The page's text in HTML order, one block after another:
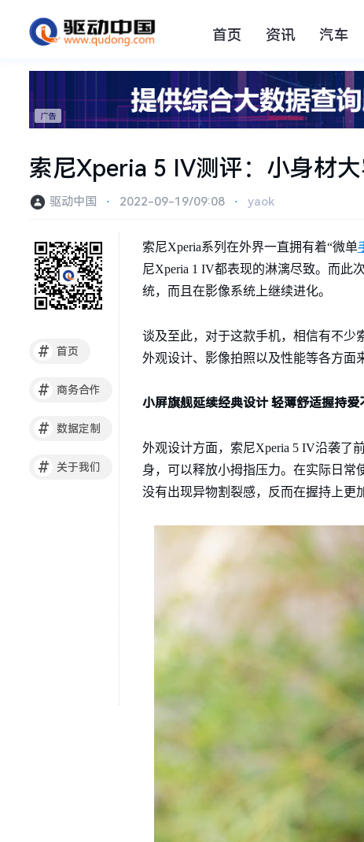
首页 资讯 汽车
索尼Xperia 5 IV测评：小身材
驱动中国 ⋅ 2022-09-19/09:08 ⋅ yaok
# 首页
# 商务合作
# 数据定制
# 关于我们
索尼Xperia系列在外界一直拥有着“微单
尼Xperia 1 IV都表现的淋漓尽致。而此
统，而且在影像系统上继续进化。
谈及至此，对于这款手机，相信有不少
外观设计、影像拍照以及性能等各方面
小屏旗舰延续经典设计 轻薄舒适握持爱
外观设计方面，索尼Xperia 5 IV沿袭了
身，可以释放小拇指压力。在实际日常
没有出现异物割裂感，反而在握持上更